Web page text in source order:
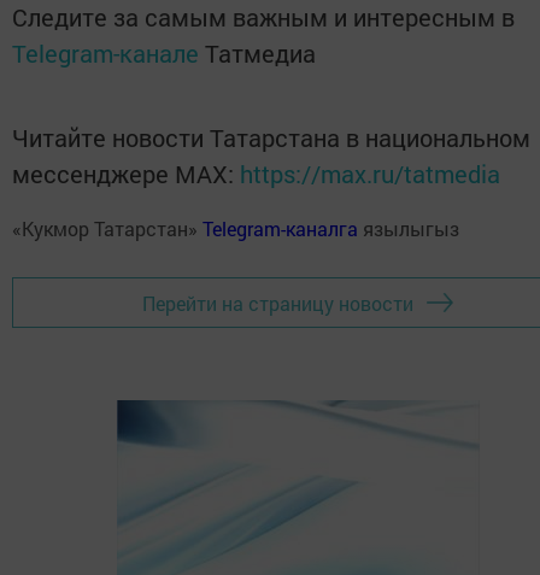
Следите за самым важным и интересным в
Telegram-канале Татмедиа
Читайте новости Татарстана в национальном
мессенджере MАХ: https://max.ru/tatmedia
«Кукмор Татарстан» Telegram-каналга язылыгыз
Перейти на страницу новости